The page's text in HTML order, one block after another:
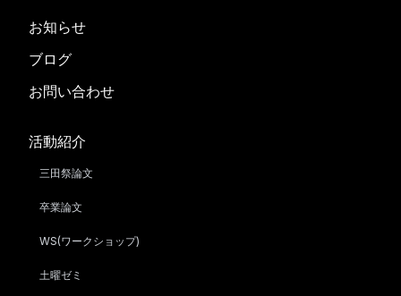
お知らせ
ブログ
お問い合わせ
活動紹介
三田祭論文
卒業論文
WS(ワークショップ)
土曜ゼミ